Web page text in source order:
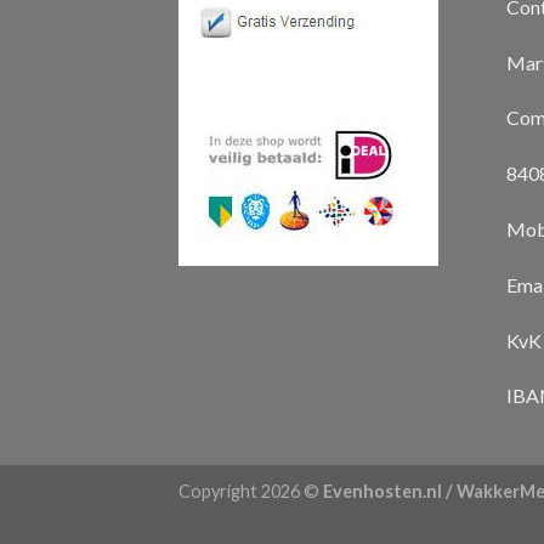
Copyright 2026 © Evenhosten.nl /